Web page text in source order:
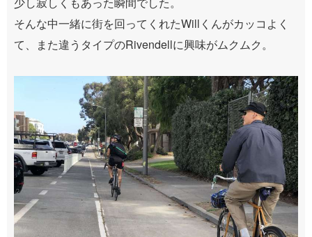
そんな中一緒に街を回ってくれたWillくんがカッコよく
て、また違うタイプのRivendellに興味がムクムク。